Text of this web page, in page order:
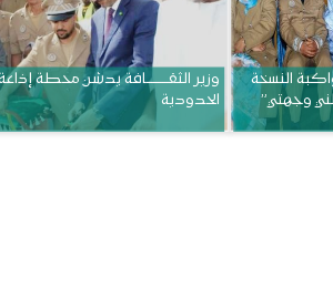
النسخة
وجهتي”
وزير الثقــــــــــافة يدشن محطة
الحدودية